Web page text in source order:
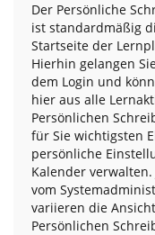
Der Persönliche
ist standardmäßig
Startseite der
Hierhin gelangen
dem Login und
hier aus alle
Persönlichen
für Sie wichtigsten
persönliche
Kalender
vom
variieren die
Persönlichen